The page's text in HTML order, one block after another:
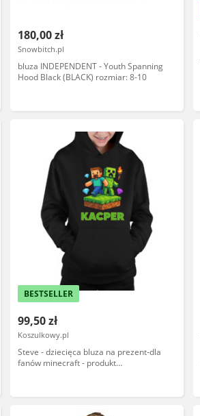
180,00 zł
Snowbitch.pl
bluza INDEPENDENT - Youth Spanning
Hood Black (BLACK) rozmiar: 8-10
BESTSELLER
99,50 zł
Koszulkowy.pl
Steve - dziecięca bluza na prezent-dla
fanów minecraft - produkt